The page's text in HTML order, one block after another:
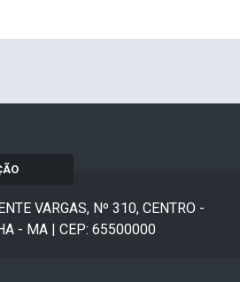
VARGAS, Nº 310, CENTRO -
- MA | CEP: 65500000